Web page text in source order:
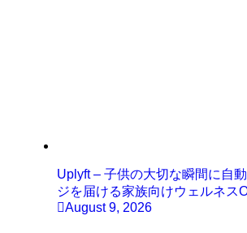
Uplyft – 子供の大切な瞬間に自
ジを届ける家族向けウェルネス
August 9, 2026